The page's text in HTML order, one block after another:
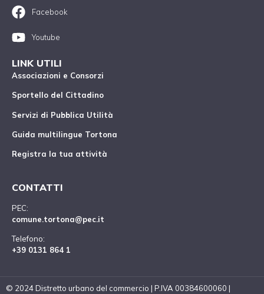
Facebook
Youtube
LINK UTILI
Associazioni e Consorzi
Sportello del Cittadino
Servizi di Pubblica Utilità
Guida multilingue Tortona
Registra la tua attività
CONTATTI
PEC:
comune.tortona@pec.it
Telefono:
+39 0131 864 1
© 2024 Distretto urbano del commercio | P.IVA 00384600060 |